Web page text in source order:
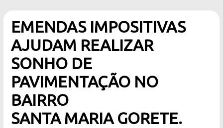
EMENDAS IMPOSITIVAS
AJUDAM REALIZAR
SONHO DE
PAVIMENTAÇÃO NO
BAIRRO
SANTA MARIA GORETE.